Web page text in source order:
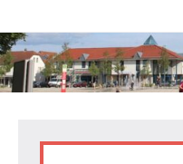
Nachrichten
Asemissen,
Bechterdissen,
Bexterhagen,